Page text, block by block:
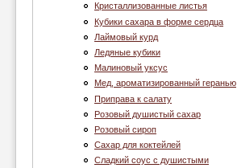
Кристаллизованные листья
Кубики сахара в форме сердца
Лаймовый курд
Ледяные кубики
Малиновый уксус
Мед, ароматизированный геранью
Приправа к салату
Розовый душистый сахар
Розовый сироп
Сахар для коктейлей
Сладкий соус с душистыми